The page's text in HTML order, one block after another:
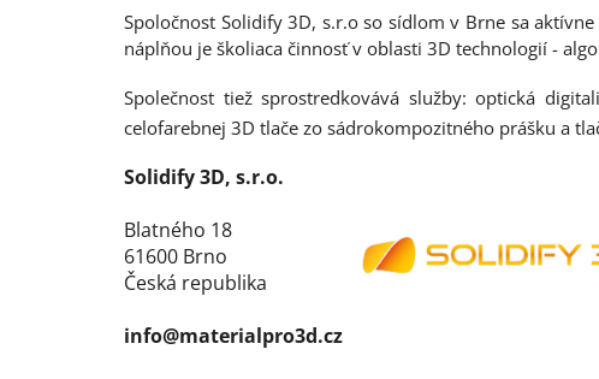
Spoločnost Solidify 3D, s.r.o so sídlom v Brne sa
náplňou je školiaca činnosť v oblasti 3D technologií -
Společnost tiež sprostredkovává služby: optická
celofarebnej 3D tlače zo sádrokompozitného prášku a
Solidify 3D, s.r.o.
Blatného 18
61600 Brno
Česká republika
info@materialpro3d.cz